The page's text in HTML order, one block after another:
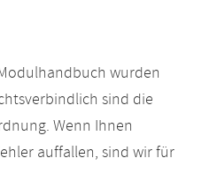
wurden
sind die
Wenn Ihnen
auffallen, sind wir für